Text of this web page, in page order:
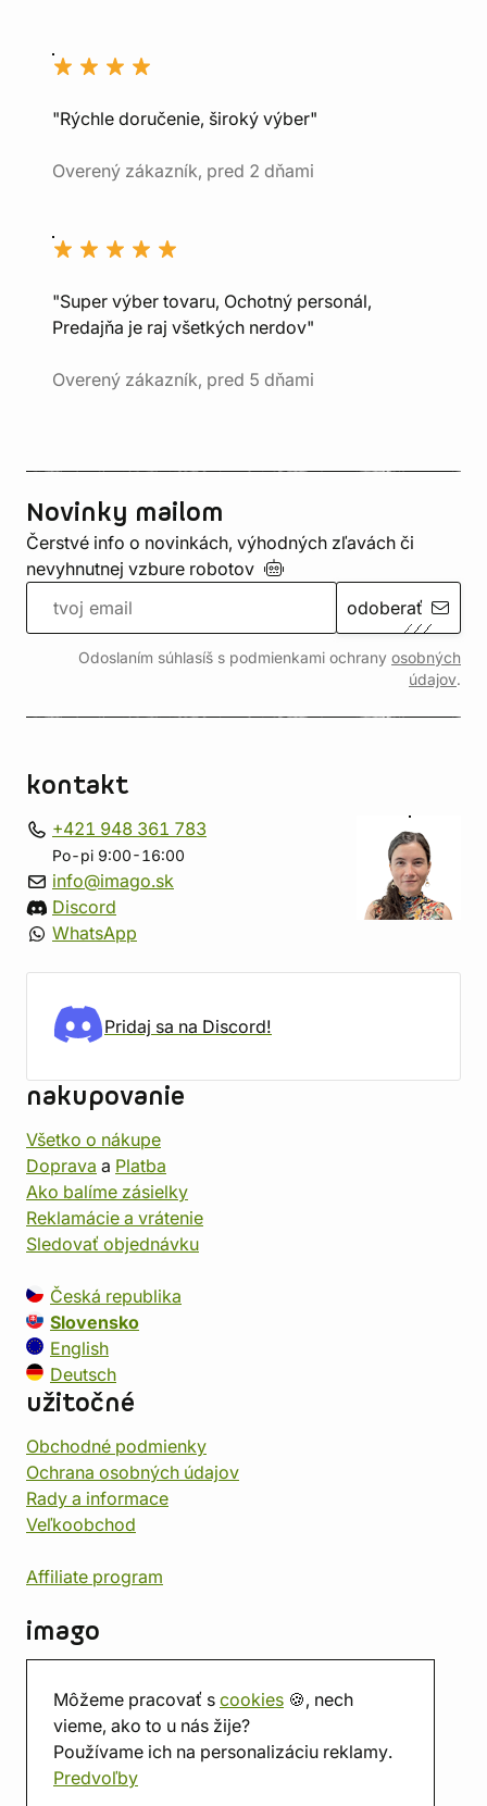
Môžeme pracovať s cookies 🍪, nech
vieme, ako to u nás žije?
Používame ich na personalizáciu reklamy.
Predvoľby
"Rýchle doručenie, široký výber"
Overený zákazník, pred 2 dňami
"Super výber tovaru, Ochotný personál,
Predajňa je raj všetkých nerdov"
Overený zákazník, pred 5 dňami
Novinky mailom
Čerstvé info o novinkách, výhodných zľavách či
nevyhnutnej vzbure robotov
odoberať
Odoslaním súhlasíš s podmienkami ochrany osobných
údajov.
kontakt
+421 948 361 783
Po-pi 9:00-16:00
info@imago.sk
Discord
WhatsApp
Pridaj sa na Discord!
nakupovanie
Všetko o nákupe
Doprava a Platba
Ako balíme zásielky
Reklamácie a vrátenie
Sledovať objednávku
Česká republika
Slovensko
English
Deutsch
užitočné
Obchodné podmienky
Ochrana osobných údajov
Rady a informace
Veľkoobchod
Affiliate program
imago
Predajňa
Herňa
O nás
Hodnotenie obchodu